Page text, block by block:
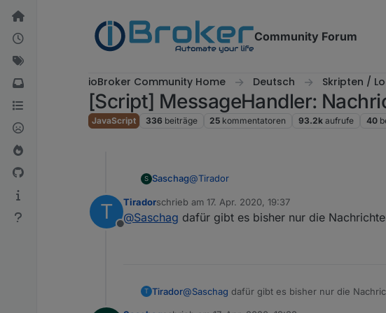
Weiter zum Inhalt
Community Forum
ioBroker Community Home Deutsch Skripten /
[Script] MessageHandler:
JavaScript 336 beiträge 25 kommentatoren 93.2k aufrufe 40
S Saschag@Tirador
Würdest du die Skripte für deine
T
Offline
Tiradorschrieb am 17. Apr. 2020, 19:37
zuletzt editiert von
@Saschag dafür gibt es bisher nur die
T Tirador@Saschag dafür gibt es bisher nur die